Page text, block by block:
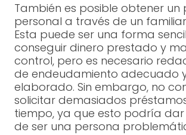
También es posible obtener un
personal a través de un
Esta puede ser una forma
conseguir dinero prestado y
control, pero es necesario
de endeudamiento adecuado
elaborado. Sin embargo, no
solicitar demasiados
tiempo, ya que esto podría dar
de ser una persona